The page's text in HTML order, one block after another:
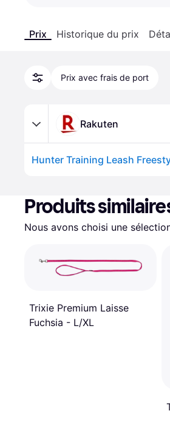
Prix Historique du prix
Prix avec frais de port
Rakuten
Produits
Nous avons choisi une
Trixie Premium Laisse
Fuchsia - L/XL